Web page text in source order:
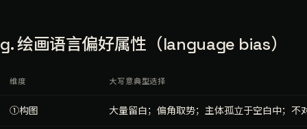
g. 绘画语言偏好属性（language bias）
维度 大写意典型选择
①构图 大量留白；偏角取势；主体孤立于空白中；不